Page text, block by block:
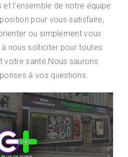
l’ensemble de notre équipe
pour vous satisfaire,
ou simplement vous
à nous solliciter pour toutes
votre santé.Nous saurons
à vos questions.